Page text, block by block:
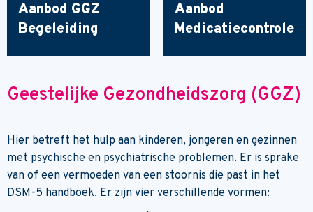
Aanbod GGZ
Begeleiding
Aanbod
Medicatiecontrole
Geestelijke Gezondheidszorg (GGZ)
Hier betreft het hulp aan kinderen, jongeren en gezinnen
met psychische en psychiatrische problemen. Er is sprake
van of een vermoeden van een stoornis die past in het
DSM-5 handboek. Er zijn vier verschillende vormen: